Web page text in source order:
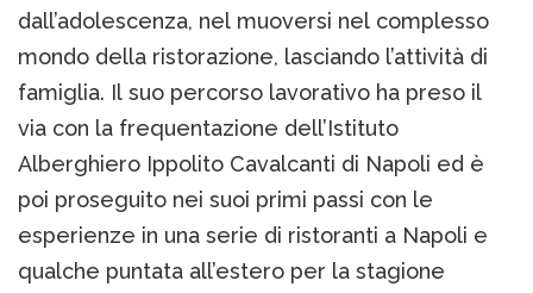
dall’adolescenza, nel muoversi nel complesso
mondo della ristorazione, lasciando l’attività di
famiglia. Il suo percorso lavorativo ha preso il
via con la frequentazione dell’Istituto
Alberghiero Ippolito Cavalcanti di Napoli ed è
poi proseguito nei suoi primi passi con le
esperienze in una serie di ristoranti a Napoli e
qualche puntata all’estero per la stagione